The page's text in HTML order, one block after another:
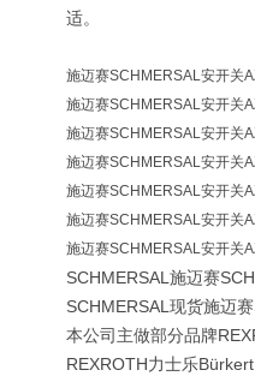
适。
施迈赛SCHMERSAL安开关
施迈赛SCHMERSAL安开关
施迈赛SCHMERSAL安开关
施迈赛SCHMERSAL安开关
施迈赛SCHMERSAL安开关
施迈赛SCHMERSAL安开关
施迈赛SCHMERSAL安开关
SCHMERSAL施迈赛
SCHMERSAL现货施迈
本公司主做部分品牌
REXROTH力士乐